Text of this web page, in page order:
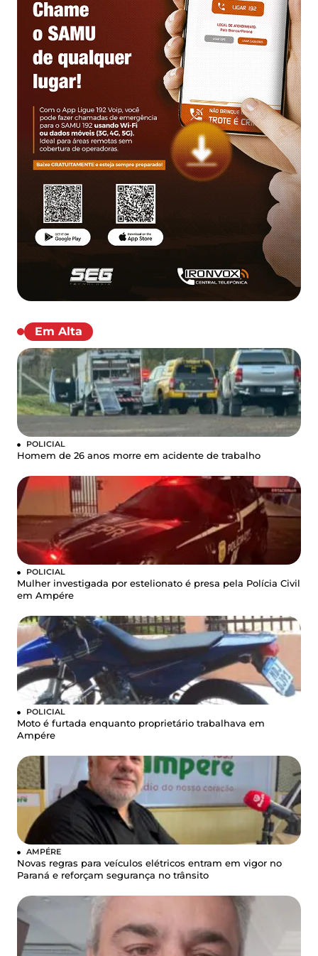
Em Alta
POLICIAL
Homem de 26 anos morre em acidente de trabalho
POLICIAL
Mulher investigada por estelionato é presa pela Polícia Civil
em Ampére
POLICIAL
Moto é furtada enquanto proprietário trabalhava em
Ampére
AMPÉRE
Novas regras para veículos elétricos entram em vigor no
Paraná e reforçam segurança no trânsito